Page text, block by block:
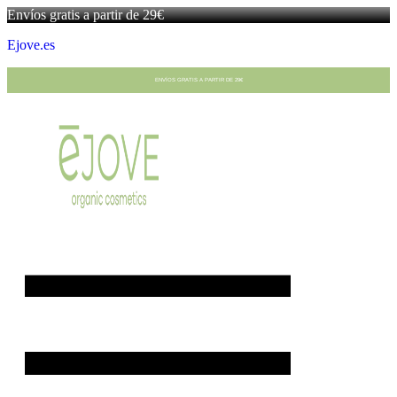
Envíos gratis a partir de 29€
Ejove.es
ENVÍOS GRATIS A PARTIR DE 29€